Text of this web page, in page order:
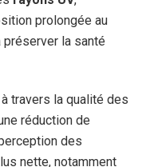
prolongée au
la santé
travers la qualité des
réduction de
des
nette, notamment